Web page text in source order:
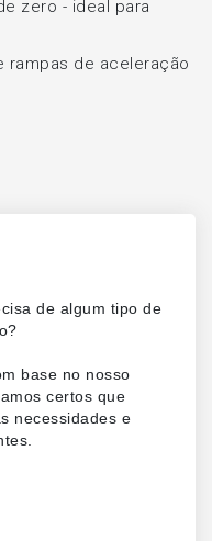
zero - ideal para
rampas de aceleração
de algum tipo de
base no nosso
certos que
necessidades e